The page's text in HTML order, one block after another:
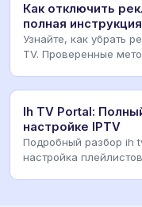
Как отключить
полная инструкция
Узнайте, как убрать
TV. Проверенные
Ih TV Portal:
настройке IPTV
Подробный разбор ih
настройка